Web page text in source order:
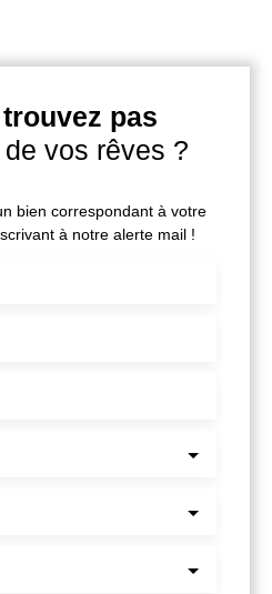
pas
vos rêves ?
bien correspondant à votre
à notre alerte mail !